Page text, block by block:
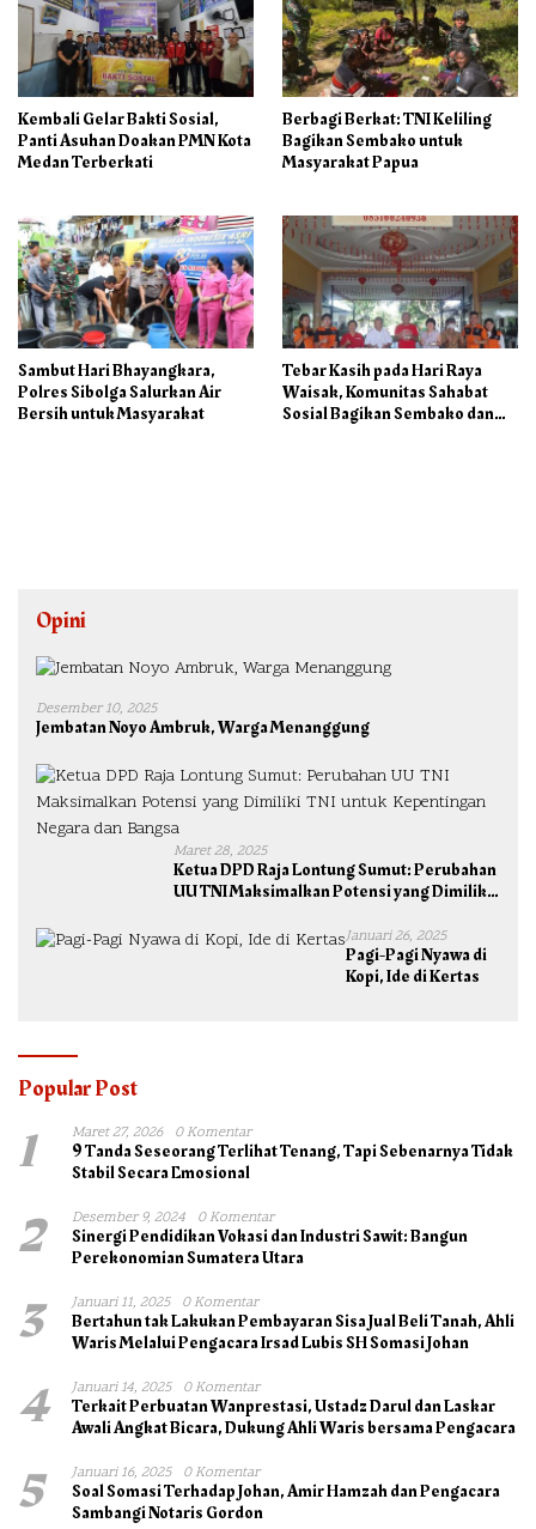
Kembali Gelar Bakti Sosial,
Panti Asuhan Doakan PMN Kota
Medan Terberkati
Berbagi Berkat: TNI Keliling
Bagikan Sembako untuk
Masyarakat Papua
Sambut Hari Bhayangkara,
Polres Sibolga Salurkan Air
Bersih untuk Masyarakat
Tebar Kasih pada Hari Raya
Waisak, Komunitas Sahabat
Sosial Bagikan Sembako dan
Opini
Desember 10, 2025
Jembatan Noyo Ambruk, Warga Menanggung
Maret 28, 2025
Ketua DPD Raja Lontung Sumut: Perubahan
UU TNI Maksimalkan Potensi yang Dimiliki
Januari 26, 2025
Pagi-Pagi Nyawa di
Kopi, Ide di Kertas
Popular Post
1 Maret 27, 2026 0 Komentar
9 Tanda Seseorang Terlihat Tenang, Tapi Sebenarnya Tidak
Stabil Secara Emosional
2 Desember 9, 2024 0 Komentar
Sinergi Pendidikan Vokasi dan Industri Sawit: Bangun
Perekonomian Sumatera Utara
3 Januari 11, 2025 0 Komentar
Bertahun tak Lakukan Pembayaran Sisa Jual Beli Tanah, Ahli
Waris Melalui Pengacara Irsad Lubis SH Somasi Johan
4 Januari 14, 2025 0 Komentar
Terkait Perbuatan Wanprestasi, Ustadz Darul dan Laskar
Awali Angkat Bicara, Dukung Ahli Waris bersama Pengacara
5 Januari 16, 2025 0 Komentar
Soal Somasi Terhadap Johan, Amir Hamzah dan Pengacara
Sambangi Notaris Gordon